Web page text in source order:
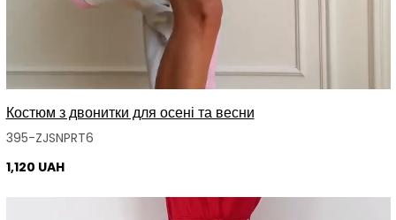
Костюм з двонитки для осені та весни
395-ZJSNPRT6
1,120 UAH